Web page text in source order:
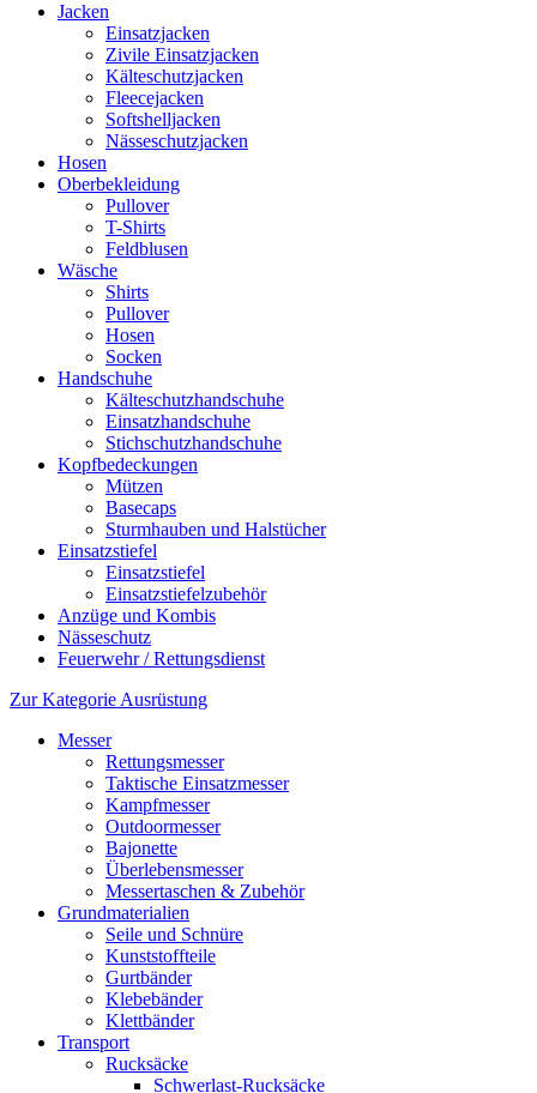
Jacken
Einsatzjacken
Zivile Einsatzjacken
Kälteschutzjacken
Fleecejacken
Softshelljacken
Nässeschutzjacken
Hosen
Oberbekleidung
Pullover
T-Shirts
Feldblusen
Wäsche
Shirts
Pullover
Hosen
Socken
Handschuhe
Kälteschutzhandschuhe
Einsatzhandschuhe
Stichschutzhandschuhe
Kopfbedeckungen
Mützen
Basecaps
Sturmhauben und Halstücher
Einsatzstiefel
Einsatzstiefel
Einsatzstiefelzubehör
Anzüge und Kombis
Nässeschutz
Feuerwehr / Rettungsdienst
Zur Kategorie Ausrüstung
Messer
Rettungsmesser
Taktische Einsatzmesser
Kampfmesser
Outdoormesser
Bajonette
Überlebensmesser
Messertaschen & Zubehör
Grundmaterialien
Seile und Schnüre
Kunststoffteile
Gurtbänder
Klebebänder
Klettbänder
Transport
Rucksäcke
Schwerlast-Rucksäcke